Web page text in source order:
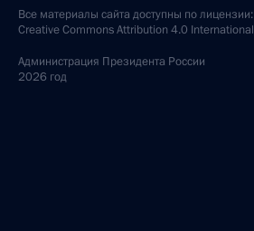
Все материалы сайта доступны по лицензии:
Creative Commons Attribution 4.0 International
Администрация Президента России
2026 год